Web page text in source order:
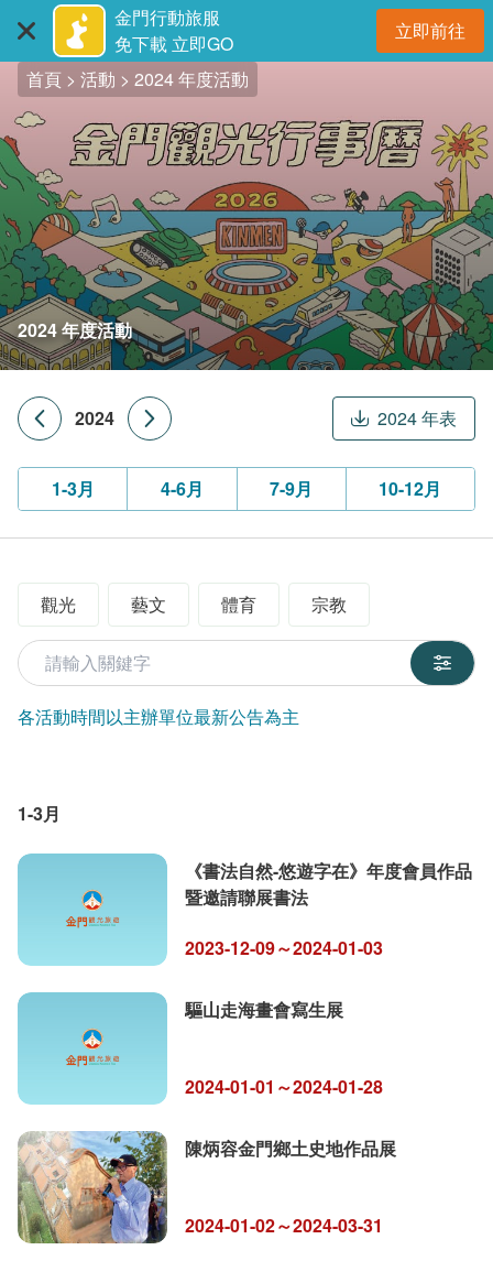
主
內
容
區
金門行動旅服
免下載 立即GO
立即前往開
首頁
活動 2024 年度活動
2024年度活動
20232024 2025 2024 年表
1-3月 4-6月 7-9月 10-12月
觀光 藝文 體育
宗教
關鍵字
各活動時間以主辦單位最新公告為主
1-3月
《書法自然-悠遊字在》年度會員作品
暨邀請聯展書法
2023-12-09～2024-01-03
驅山走海畫會寫生展
2024-01-01～2024-01-28
陳炳容金門鄉土史地作品展
2024-01-02～2024-03-31